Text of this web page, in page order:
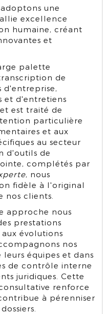
une
excellence
humaine, créant
et
palette
de
d'entreprise,
et d'entretiens
est traité de
particulière
et aux
au secteur
d'outils de
complétés par
, nous
fidèle à l'original
nos clients.
approche nous
prestations
évolutions
nos
équipes et dans
de contrôle interne
juridiques. Cette
renforce
à pérenniser